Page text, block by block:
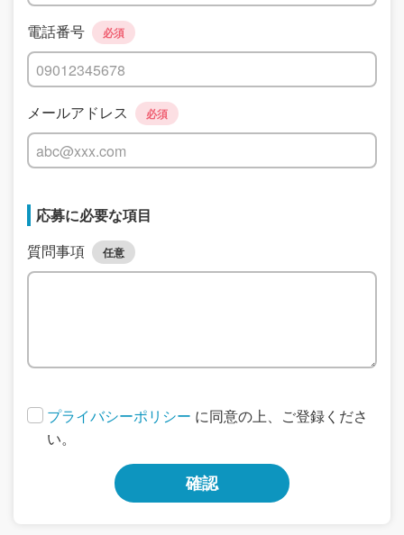
電話番号 必須
メールアドレス 必須
応募に必要な項目
質問事項
任意
プライバシーポリシー に同意の上、ご登録くださ
い。
確認